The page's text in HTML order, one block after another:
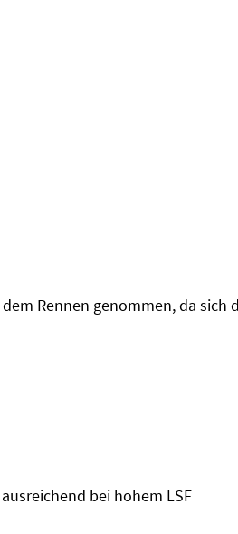
Rennen genommen, da sich
bei hohem LSF